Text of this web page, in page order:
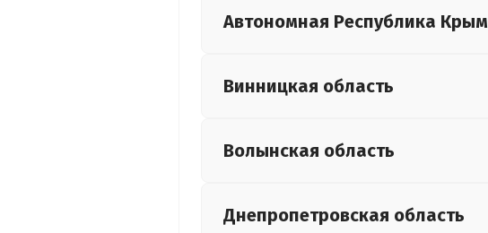
Автономная Республика Крым
Винницкая область
Волынская область
Днепропетровская область